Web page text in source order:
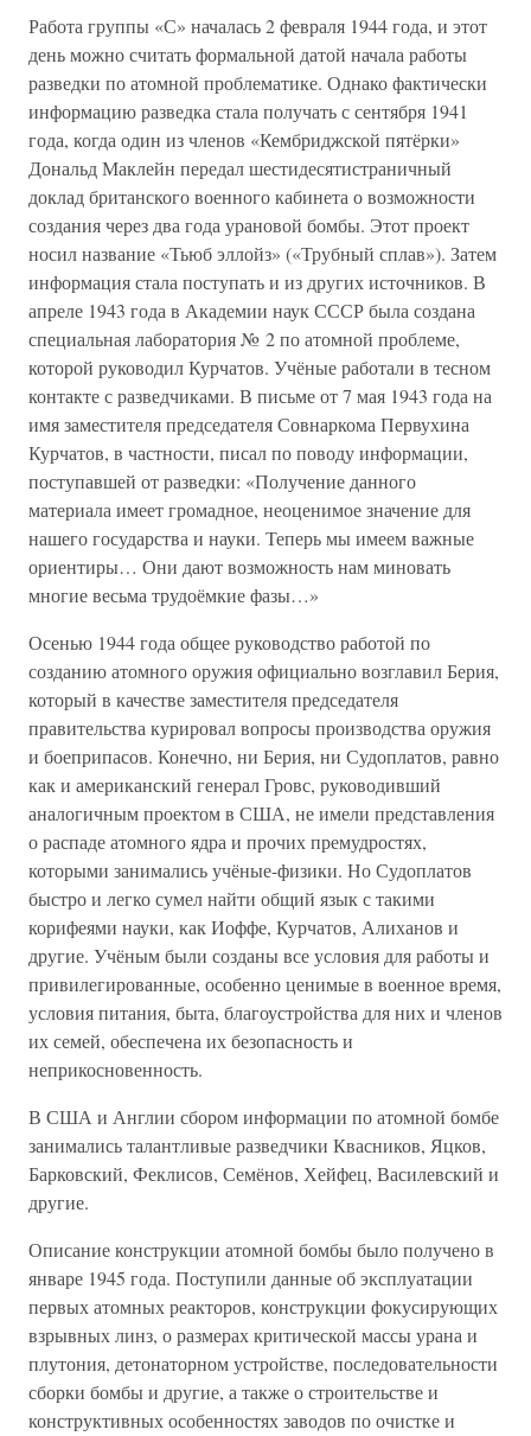
Работа группы «С» началась 2 февраля 1944 года, и этот
день можно считать формальной датой начала работы
разведки по атомной проблематике. Однако фактически
информацию разведка стала получать с сентября 1941
года, когда один из членов «Кембриджской пятёрки»
Дональд Маклейн передал шестидесятистраничный
доклад британского военного кабинета о возможности
создания через два года урановой бомбы. Этот проект
носил название «Тьюб эллойз» («Трубный сплав»). Затем
информация стала поступать и из других источников. В
апреле 1943 года в Академии наук СССР была создана
специальная лаборатория № 2 по атомной проблеме,
которой руководил Курчатов. Учёные работали в тесном
контакте с разведчиками. В письме от 7 мая 1943 года на
имя заместителя председателя Совнаркома Первухина
Курчатов, в частности, писал по поводу информации,
поступавшей от разведки: «Получение данного
материала имеет громадное, неоценимое значение для
нашего государства и науки. Теперь мы имеем важные
ориентиры… Они дают возможность нам миновать
многие весьма трудоёмкие фазы…»
Осенью 1944 года общее руководство работой по
созданию атомного оружия официально возглавил Берия,
который в качестве заместителя председателя
правительства курировал вопросы производства оружия
и боеприпасов. Конечно, ни Берия, ни Судоплатов, равно
как и американский генерал Гровс, руководивший
аналогичным проектом в США, не имели представления
о распаде атомного ядра и прочих премудростях,
которыми занимались учёные-физики. Но Судоплатов
быстро и легко сумел найти общий язык с такими
корифеями науки, как Иоффе, Курчатов, Алиханов и
другие. Учёным были созданы все условия для работы и
привилегированные, особенно ценимые в военное время,
условия питания, быта, благоустройства для них и членов
их семей, обеспечена их безопасность и
неприкосновенность.
В США и Англии сбором информации по атомной бомбе
занимались талантливые разведчики Квасников, Яцков,
Барковский, Феклисов, Семёнов, Хейфец, Василевский и
другие.
Описание конструкции атомной бомбы было получено в
январе 1945 года. Поступили данные об эксплуатации
первых атомных реакторов, конструкции фокусирующих
взрывных линз, о размерах критической массы урана и
плутония, детонаторном устройстве, последовательности
сборки бомбы и другие, а также о строительстве и
конструктивных особенностях заводов по очистке и